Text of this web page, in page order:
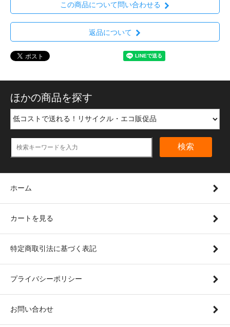
この商品について問い合わせる
返品について
ほかの商品を探す
検索
ホーム
カートを見る
特定商取引法に基づく表記
プライバシーポリシー
お問い合わせ